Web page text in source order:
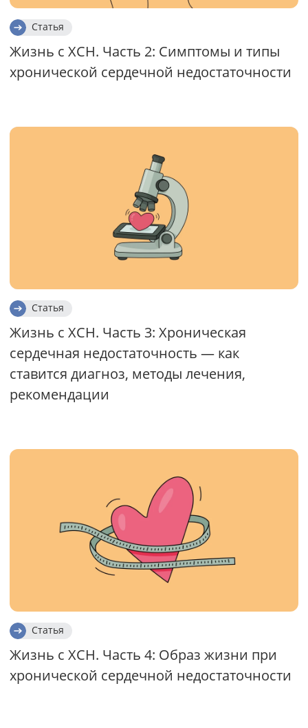
Статья
Жизнь с ХСН. Часть 2: Симптомы и типы
хронической сердечной недостаточности
Статья
Жизнь с ХСН. Часть 3: Хроническая
сердечная недостаточность — как
ставится диагноз, методы лечения,
рекомендации
Статья
Жизнь с ХСН. Часть 4: Образ жизни при
хронической сердечной недостаточности